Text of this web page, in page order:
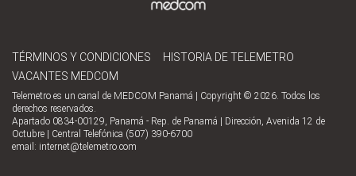
TÉRMINOS Y CONDICIONES
HISTORIA DE TELEMETRO
VACANTES MEDCOM
Telemetro es un canal de MEDCOM Panamá | Copyright © 2026. Todos los
derechos reservados.
Apartado 0834-00129, Panamá - Rep. de Panamá | Dirección, Avenida 12 de
Octubre | Central Telefónica (507) 390-6700
email: internet@telemetro.com